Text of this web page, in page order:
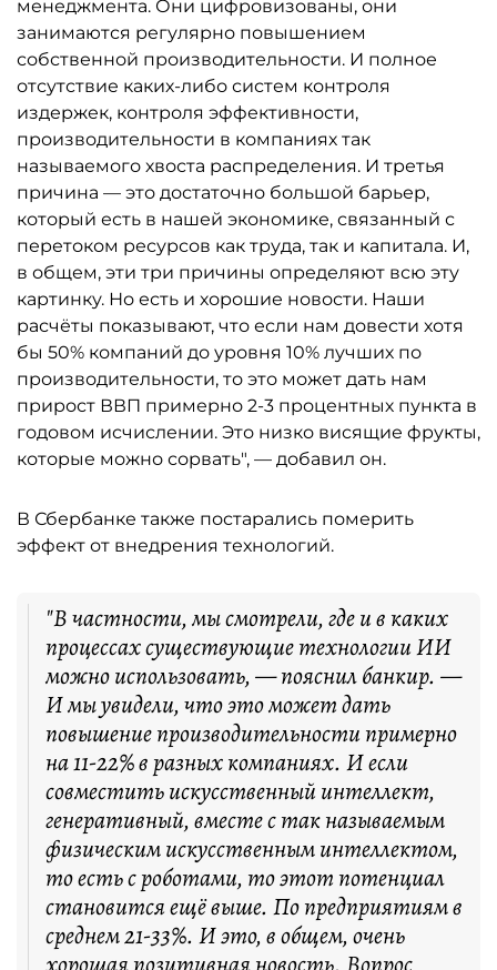
менеджмента. Они цифровизованы, они
занимаются регулярно повышением
собственной производительности. И полное
отсутствие каких-либо систем контроля
издержек, контроля эффективности,
производительности в компаниях так
называемого хвоста распределения. И третья
причина — это достаточно большой барьер,
который есть в нашей экономике, связанный с
перетоком ресурсов как труда, так и капитала. И,
в общем, эти три причины определяют всю эту
картинку. Но есть и хорошие новости. Наши
расчёты показывают, что если нам довести хотя
бы 50% компаний до уровня 10% лучших по
производительности, то это может дать нам
прирост ВВП примерно 2-3 процентных пункта в
годовом исчислении. Это низко висящие фрукты,
которые можно сорвать", — добавил он.
В Сбербанке также постарались померить
эффект от внедрения технологий.
"В частности, мы смотрели, где и в каких
процессах существующие технологии ИИ
можно использовать, — пояснил банкир. —
И мы увидели, что это может дать
повышение производительности примерно
на 11-22% в разных компаниях. И если
совместить искусственный интеллект,
генеративный, вместе с так называемым
физическим искусственным интеллектом,
то есть с роботами, то этот потенциал
становится ещё выше. По предприятиям в
среднем 21-33%. И это, в общем, очень